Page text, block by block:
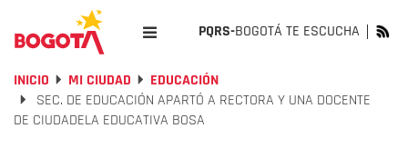
PQRS-BOGOTÁ TE ESCUCHA
INICIO MI CIUDAD
EDUCACIÓN
SEC. DE EDUCACIÓN APARTÓ A RECTORA Y UNA DOCENTE
DE CIUDADELA EDUCATIVA BOSA